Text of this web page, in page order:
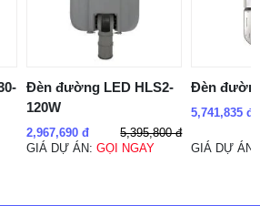
Đèn đường LED HLS2-
120W
2,967,690 đ
5,395,800 đ
GIÁ DỰ ÁN:GỌI NGAY
Đèn
5,741,835 đ
GIÁ DỰ